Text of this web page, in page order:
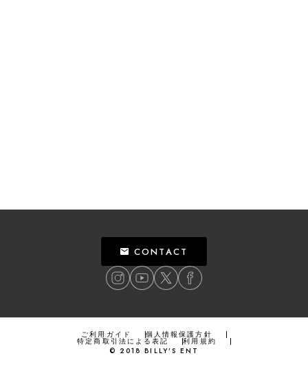
CONTACT
ご利用ガイド 個人情報保護方針
特定商取引法による表記
利用規約
© 2018 BILLY’S ENT